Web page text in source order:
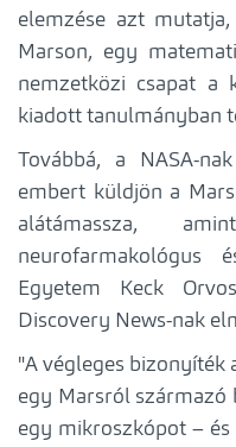
elemzése azt
Marson, egy
nemzetközi csapat a
kiadott tanulmányban
Továbbá, a NASA-
embert küldjön a
alátámassza,
neurofarmakológus
Egyetem Keck
Discovery News-nak
"A végleges bizonyíték
egy Marsról származó
egy mikroszkópot –